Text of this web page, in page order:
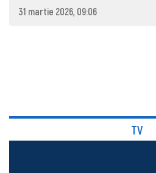
31 martie 2026, 09:06
TV